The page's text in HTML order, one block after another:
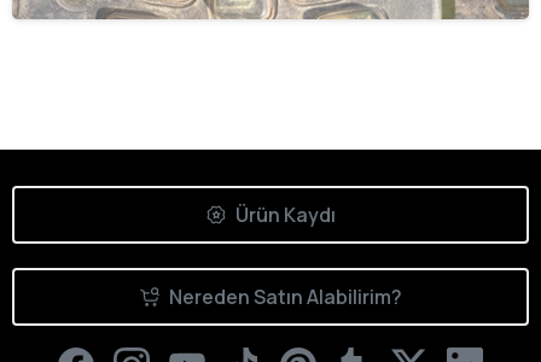
Ürün Kaydı
Nereden Satın Alabilirim?